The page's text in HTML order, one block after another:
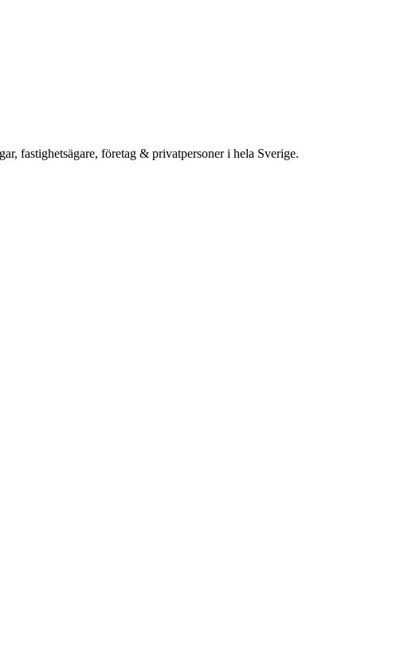
fastighetsägare, företag & privatpersoner i hela Sverige.